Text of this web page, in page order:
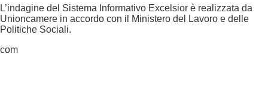
L’indagine del Sistema Informativo Excelsior è realizzata da
Unioncamere in accordo con il Ministero del Lavoro e delle
Politiche Sociali.
com